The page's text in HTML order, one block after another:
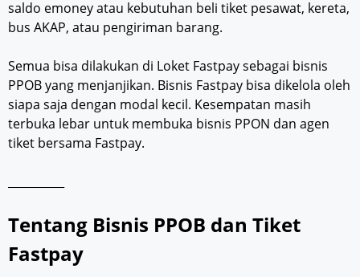
saldo emoney atau kebutuhan beli tiket pesawat, kereta,
bus AKAP, atau pengiriman barang.
Semua bisa dilakukan di Loket Fastpay sebagai bisnis
PPOB yang menjanjikan. Bisnis Fastpay bisa dikelola oleh
siapa saja dengan modal kecil. Kesempatan masih
terbuka lebar untuk membuka bisnis PPON dan agen
tiket bersama Fastpay.
Tentang Bisnis PPOB dan Tiket
Fastpay